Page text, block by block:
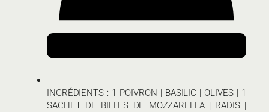
INGRÉDIENTS : 1 POIVRON | BASILIC | OLIVES | 1
SACHET DE BILLES DE MOZZARELLA | RADIS |